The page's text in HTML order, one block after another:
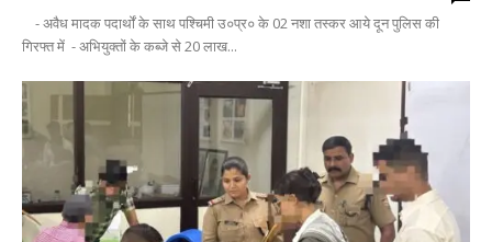
- अवैध मादक पदार्थों के साथ पश्चिमी उ०प्र० के 02 नशा तस्कर आये दून पुलिस की
गिरफ्त में - अभियुक्तों के कब्जे से 20 लाख...